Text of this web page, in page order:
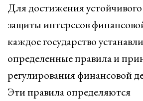
Для достижения
защиты интересов
каждое государство
определенные правила и
регулирования финансовой
Эти правила определяются